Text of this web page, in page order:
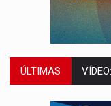
ÚLTIMAS